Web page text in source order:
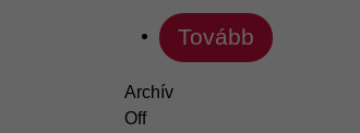
Tovább
Archív
Off